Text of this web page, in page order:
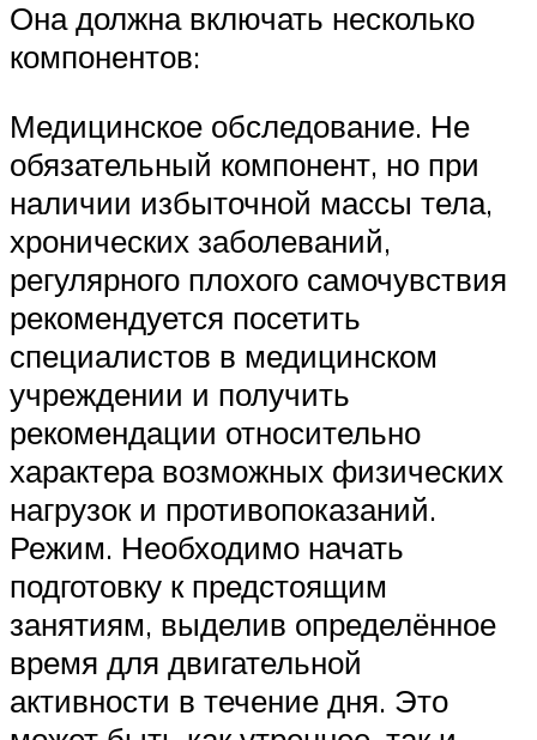
Она должна включать несколько
компонентов:
Медицинское обследование. Не
обязательный компонент, но при
наличии избыточной массы тела,
хронических заболеваний,
регулярного плохого самочувствия
рекомендуется посетить
специалистов в медицинском
учреждении и получить
рекомендации относительно
характера возможных физических
нагрузок и противопоказаний.
Режим. Необходимо начать
подготовку к предстоящим
занятиям, выделив определённое
время для двигательной
активности в течение дня. Это